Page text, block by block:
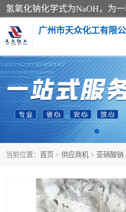
广州市天众化工有限
当前位置： 首页 > 供应商机 > 亚硝酸钠
亚硝酸钠
纯碱
草酸
聚合氯化铝
焦亚硫酸钠